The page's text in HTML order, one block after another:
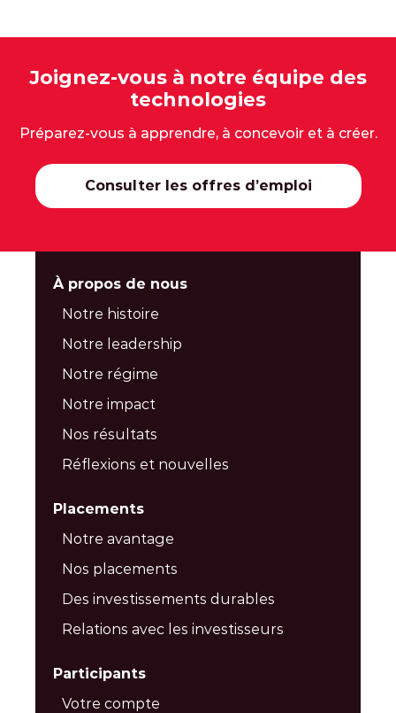
Joignez-vous à notre équipe des
technologies
Préparez-vous à apprendre, à concevoir et à créer.
Consulter les offres d’emploi
À propos de nous
Notre histoire
Notre leadership
Notre régime
Notre impact
Nos résultats
Réflexions et nouvelles
Placements
Notre avantage
Nos placements
Des investissements durables
Relations avec les investisseurs
Participants
Votre compte